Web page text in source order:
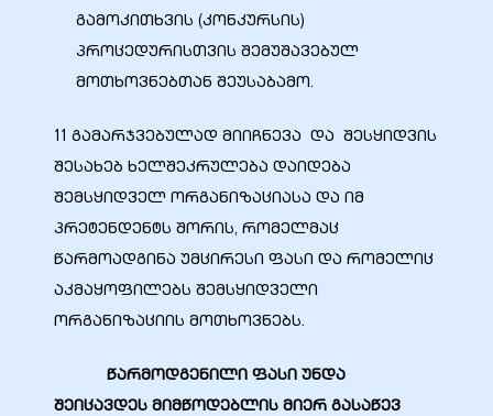
გამოკითხვის (კონკურსის)
პროცედურისთვის შემუშავებულ
მოთხოვნებთან შეუსაბამო.
11 გამარჯვებულად მიიჩნევა და შესყიდვის
შესახებ ხელშეკრულება დაიდება
შემსყიდველ ორგანიზაციასა და იმ
პრეტენდენტს შორის, რომელმაც
წარმოადგინა უმცირესი ფასი და რომელიც
აკმაყოფილებს შემსყიდველი
ორგანიზაციის მოთხოვნებს.
წარმოდგენილი ფასი უნდა
შეიცავდეს მიმწოდებლის მიერ გასაწევ